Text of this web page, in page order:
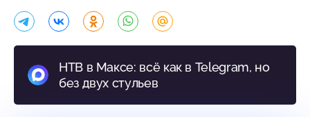
НТВ в Максе: всё как в Telegram, но
без двух стульев